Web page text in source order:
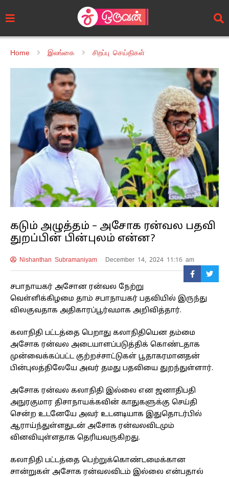
Home இலங்கை சிறப்பு செய்திகள்
கடும் அழுத்தம் – அசோக ரன்வல பதவி
துறப்பின் பின்புலம் என்ன?
Nishanthan Subramaniyam December 14, 2024 11:16 am
சபாநாயகர் அசோன ரன்வல நேற்று
வெள்ளிக்கிழமை தாம் சபாநாயகர் பதவியில் இருந்து
விலகுவதாக அதிகாரப்பூர்வமாக அறிவித்தார்.
கலாநிதி பட்டத்தை பெறாது கலாநிதியென தம்மை
அசோக ரன்வல அடையாளப்படுத்திக் கொண்டதாக
முன்வைக்கப்பட்ட குற்றச்சாட்டுகள் பூதாகரமானதன்
பின்புலத்திலேயே அவர் தமது பதவியை துறந்துள்ளார்.
அசோக ரன்வல கலாநிதி இல்லை என ஜனாதிபதி
அநுரகுமார திசாநாயக்கவின் காதுகளுக்கு செய்தி
சென்ற உடனேயே அவர் உடனடியாக இதுதொடர்பில்
ஆராய்ந்துள்ளதுடன் அசோக ரன்வலவிடமும்
வினவியுள்ளதாக தெரியவருகிறது.
கலாநிதி பட்டத்தை பெற்றுக்கொண்டமைக்கான
சான்றுகள் அசோக ரன்வலவிடம் இல்லை என்பதால்